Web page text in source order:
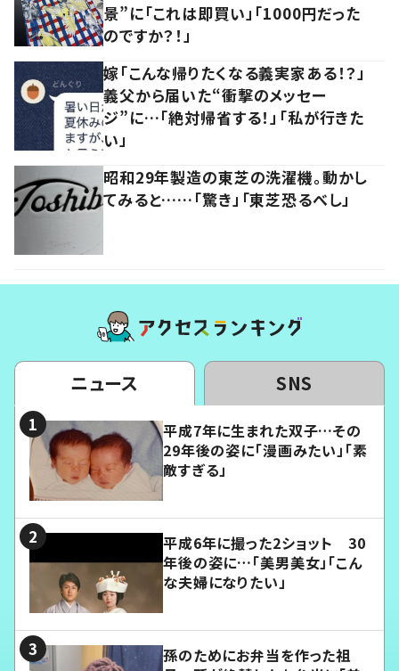
景”に「これは即買い」「1000円だった
のですか？！」
嫁「こんな帰りたくなる義実家ある！？」
義父から届いた“衝撃のメッセー
ジ”に…「絶対帰省する！」「私が行きた
い」
昭和29年製造の東芝の洗濯機。動かし
てみると……「驚き」「東芝恐るべし」
ニュース SNS
平成7年に生まれた双子…その
29年後の姿に「漫画みたい」「素
敵すぎる」
平成6年に撮った2ショット 30
年後の姿に…「美男美女」「こん
な夫婦になりたい」
孫のためにお弁当を作った祖